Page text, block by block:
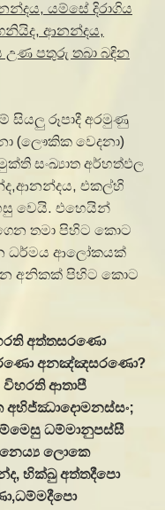
, යම්සේ දිරාගිය
, ආනන්දය,
පතුරු තබා බඳින
සියලු රූපාදී අරමුණු
(ලෞකික වෙදනා)
සංඛ්‍යාත අර්හත්ඵල
එකල්හි
වෙයි. එහෙයින්
තමා පිහිට කොට
ධර්මය ආලෝකයක්
අනිකක් පිහිට කොට
අත්තසරණො
අනඤ්ඤසරණො?
විහරති ආතාපී
අභිජ්ඣාදොමනස්සං;
ධම්මානුපස්සී
ලොකෙ
, භික්ඛු අත්තදීපො
,ධම්මදීපො